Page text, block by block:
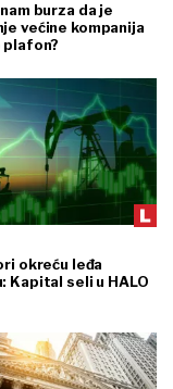
burza da je
većine kompanija
okreću leđa
Kapital seli u HALO